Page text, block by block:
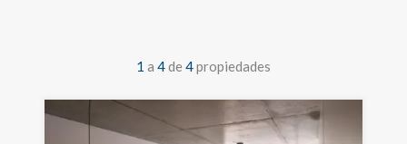
1 a 4de 4propiedades